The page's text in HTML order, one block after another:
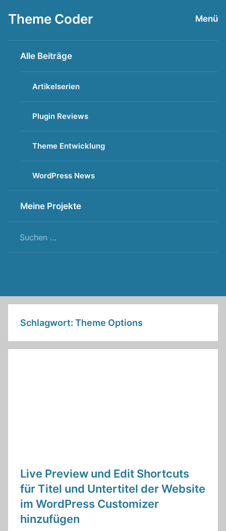
Inhalt
Theme Coder Menü
Alle Beiträge
Artikelserien
Plugin Reviews
Theme Entwicklung
WordPress News
Meine Projekte
Schlagwort: Theme Options
Live Preview und Edit Shortcuts
für Titel und Untertitel der Website
im WordPress Customizer
hinzufügen